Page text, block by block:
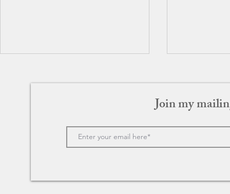
ラブ・アクチュアリー
Join my